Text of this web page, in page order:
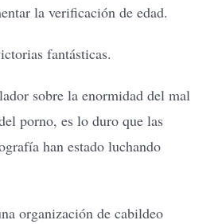
la verificación de edad.
fantásticas.
sobre la enormidad del mal
porno, es lo duro que las
han estado luchando
organización de cabildeo